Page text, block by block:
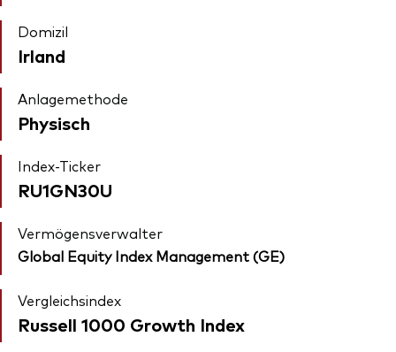
Domizil
Irland
Anlagemethode
Physisch
Index-Ticker
RU1GN30U
Vermögensverwalter
Global Equity Index Management (GE)
Vergleichsindex
Russell 1000 Growth Index